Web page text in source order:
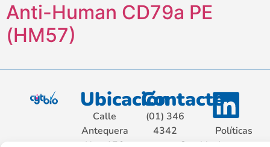
Anti-Human CD79a PE
(HM57)
Ubicación
Calle
Antequera
Contacto
(01) 346
4342
Políticas